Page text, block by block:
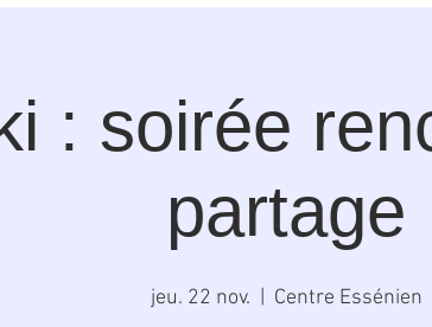
: soirée
partage
jeu. 22 nov. Centre Essénien